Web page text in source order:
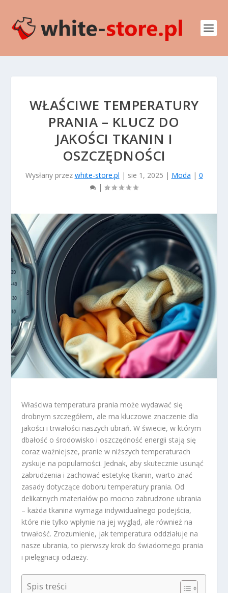
WŁAŚCIWE TEMPERATURY
PRANIA – KLUCZ DO
JAKOŚCI TKANIN I
OSZCZĘDNOŚCI
Wysłany przez white-store.pl | sie 1, 2025 | Moda | 0
|
Właściwa temperatura prania może wydawać się
drobnym szczegółem, ale ma kluczowe znaczenie dla
jakości i trwałości naszych ubrań. W świecie, w którym
dbałość o środowisko i oszczędność energii stają się
coraz ważniejsze, pranie w niższych temperaturach
zyskuje na popularności. Jednak, aby skutecznie usunąć
zabrudzenia i zachować estetykę tkanin, warto znać
zasady dotyczące doboru temperatury prania. Od
delikatnych materiałów po mocno zabrudzone ubrania
– każda tkanina wymaga indywidualnego podejścia,
które nie tylko wpłynie na jej wygląd, ale również na
trwałość. Zrozumienie, jak temperatura oddziałuje na
nasze ubrania, to pierwszy krok do świadomego prania
i pielęgnacji odzieży.
Spis treści